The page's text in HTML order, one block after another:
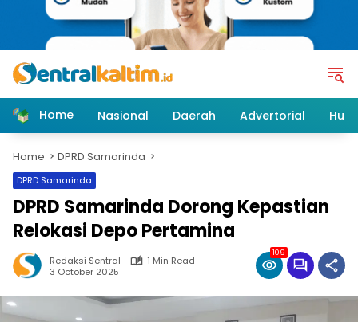
Home Nasional Daerah Advertorial
Home DPRD Samarinda
DPRD Samarinda
DPRD Samarinda Dorong Kepastian
Relokasi Depo Pertamina
Redaksi Sentral
1 Min Read
3 October 2025
109